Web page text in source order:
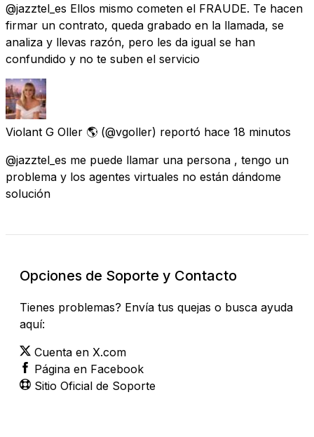
@jazztel_es Ellos mismo cometen el FRAUDE. Te hacen
firmar un contrato, queda grabado en la llamada, se
analiza y llevas razón, pero les da igual se han
confundido y no te suben el servicio
Violant G Oller 🌎 (@vgoller) reportó hace 18 minutos
@jazztel_es me puede llamar una persona , tengo un
problema y los agentes virtuales no están dándome
solución
Opciones de Soporte y Contacto
Tienes problemas? Envía tus quejas o busca ayuda
aquí:
Cuenta en X.com
Página en Facebook
Sitio Oficial de Soporte